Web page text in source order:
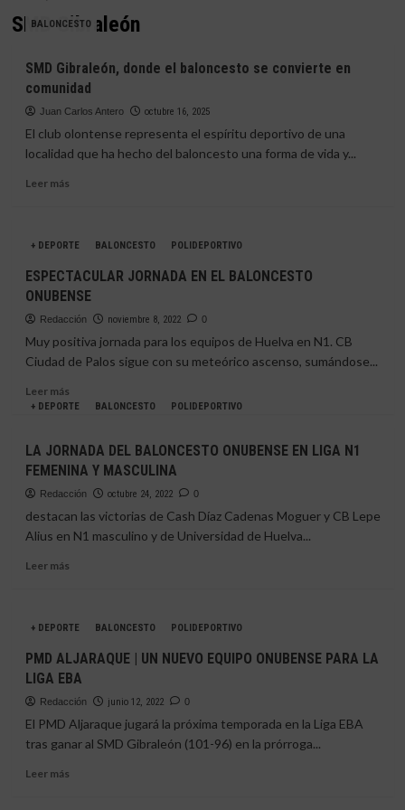
SMD Gibraleón
BALONCESTO
SMD Gibraleón, donde el baloncesto se convierte en
comunidad
Juan Carlos Antero octubre 16, 2025
El club olontense representa el espíritu deportivo de una
localidad que ha hecho del baloncesto una forma de vida y...
Leer másLeer
Gibraleón,
el
baloncesto
se
convierte
comunidad
+ DEPORTE BALONCESTO POLIDEPORTIVO
ESPECTACULAR JORNADA EN EL BALONCESTO
ONUBENSE
Redacción noviembre 8, 2022 0
Muy positiva jornada para los equipos de Huelva en N1. CB
Ciudad de Palos sigue con su meteórico ascenso, sumándose...
Leer másLeer
más
JORNADA
EN
EL
BALONCESTO
+ DEPORTE BALONCESTO POLIDEPORTIVO
LA JORNADA DEL BALONCESTO ONUBENSE EN LIGA N1
FEMENINA Y MASCULINA
Redacción octubre 24, 2022 0
destacan las victorias de Cash Díaz Cadenas Moguer y CB Lepe
Alius en N1 masculino y de Universidad de Huelva...
Leer másLeer
JORNADA
BALONCESTO
ONUBENSE
EN
LIGA
N1
FEMENINA
Y
+ DEPORTE BALONCESTO POLIDEPORTIVO
PMD ALJARAQUE | UN NUEVO EQUIPO ONUBENSE PARA LA
LIGA EBA
Redacción junio 12, 2022 0
El PMD Aljaraque jugará la próxima temporada en la Liga EBA
tras ganar al SMD Gibraleón (101-96) en la prórroga...
Leer másLeer